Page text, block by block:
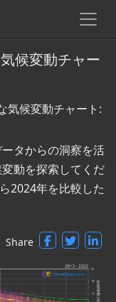
候変動チャー
気候変動チャート:
タからの洞察を活
動を探索してくだ
2024年を比較した
Share